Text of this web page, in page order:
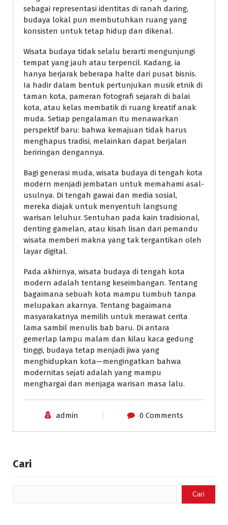
sebagai representasi identitas di ranah daring,
budaya lokal pun membutuhkan ruang yang
konsisten untuk tetap hidup dan dikenal.
Wisata budaya tidak selalu berarti mengunjungi
tempat yang jauh atau terpencil. Kadang, ia
hanya berjarak beberapa halte dari pusat bisnis.
Ia hadir dalam bentuk pertunjukan musik etnik di
taman kota, pameran fotografi sejarah di balai
kota, atau kelas membatik di ruang kreatif anak
muda. Setiap pengalaman itu menawarkan
perspektif baru: bahwa kemajuan tidak harus
menghapus tradisi, melainkan dapat berjalan
beriringan dengannya.
Bagi generasi muda, wisata budaya di tengah kota
modern menjadi jembatan untuk memahami asal-
usulnya. Di tengah gawai dan media sosial,
mereka diajak untuk menyentuh langsung
warisan leluhur. Sentuhan pada kain tradisional,
denting gamelan, atau kisah lisan dari pemandu
wisata memberi makna yang tak tergantikan oleh
layar digital.
Pada akhirnya, wisata budaya di tengah kota
modern adalah tentang keseimbangan. Tentang
bagaimana sebuah kota mampu tumbuh tanpa
melupakan akarnya. Tentang bagaimana
masyarakatnya memilih untuk merawat cerita
lama sambil menulis bab baru. Di antara
gemerlap lampu malam dan kilau kaca gedung
tinggi, budaya tetap menjadi jiwa yang
menghidupkan kota—mengingatkan bahwa
modernitas sejati adalah yang mampu
menghargai dan menjaga warisan masa lalu.
admin 0 Comments
Cari
Cari